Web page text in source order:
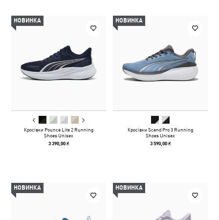
НОВИНКА
Кросівки Pounce Lite 2 Running
Shoes Unisex
3 390,00 ₴
НОВИНКА
Кросівки Scend Pro 3 Running
Shoes Unisex
3 590,00 ₴
НОВИНКА НОВИНКА